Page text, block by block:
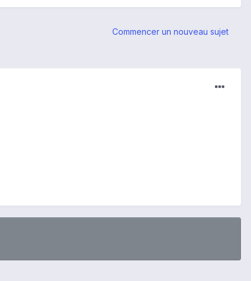
Commencer un nouveau sujet